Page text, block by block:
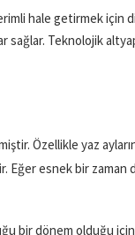
hale getirmek için
Teknolojik
Özellikle yaz
Eğer esnek bir zaman
bir dönem olduğu